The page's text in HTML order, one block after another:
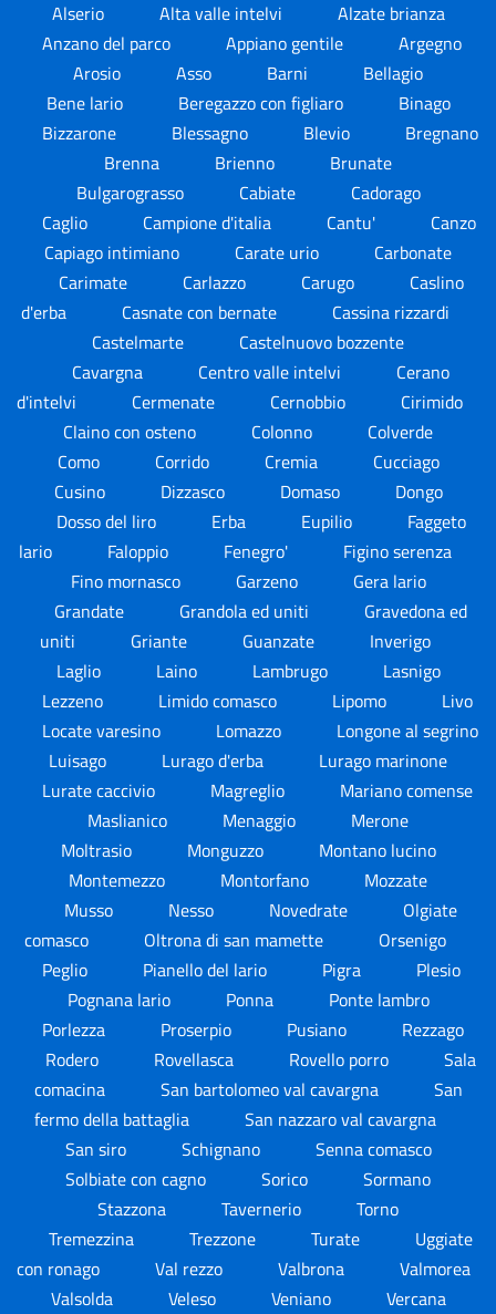
Alserio
Alta valle intelvi
Alzate brianza
Anzano del parco
Appiano gentile
Argegno
Arosio
Asso Barni
Bellagio
Bene lario
Beregazzo con figliaro
Binago
Bizzarone
Blessagno Blevio
Bregnano
Brenna
Brienno
Brunate
Bulgarograsso
Cabiate
Cadorago
Caglio
Campione d'italia Cantu'
Canzo
Capiago intimiano
Carate urio
Carbonate
Carimate
Carlazzo Carugo
Caslino
d'erba
Casnate con bernate
Cassina rizzardi
Castelmarte
Castelnuovo bozzente
Cavargna
Centro valle intelvi
Cerano
d'intelvi
Cermenate Cernobbio
Cirimido
Claino con osteno
Colonno
Colverde
Como
Corrido Cremia
Cucciago
Cusino
Dizzasco Domaso
Dongo
Dosso del liro
Erba Eupilio
Faggeto
lario
Faloppio Fenegro'
Figino serenza
Fino mornasco
Garzeno
Gera lario
Grandate
Grandola ed uniti
Gravedona ed
uniti
Griante Guanzate
Inverigo
Laglio
Laino Lambrugo
Lasnigo
Lezzeno
Limido comasco Lipomo
Livo
Locate varesino
Lomazzo
Longone al segrino
Luisago
Lurago d'erba
Lurago marinone
Lurate caccivio
Magreglio
Mariano comense
Maslianico
Menaggio
Merone
Moltrasio
Monguzzo
Montano lucino
Montemezzo
Montorfano
Mozzate
Musso
Nesso Novedrate
Olgiate
comasco
Oltrona di san mamette
Orsenigo
Peglio
Pianello del lario Pigra
Plesio
Pognana lario
Ponna
Ponte lambro
Porlezza
Proserpio Pusiano
Rezzago
Rodero
Rovellasca Rovello porro
Sala
comacina
San bartolomeo val cavargna
San
fermo della battaglia
San nazzaro val cavargna
San siro
Schignano
Senna comasco
Solbiate con cagno
Sorico
Sormano
Stazzona
Tavernerio
Torno
Tremezzina
Trezzone Turate
Uggiate
con ronago
Val rezzo Valbrona
Valmorea
Valsolda
Veleso Veniano
Vercana